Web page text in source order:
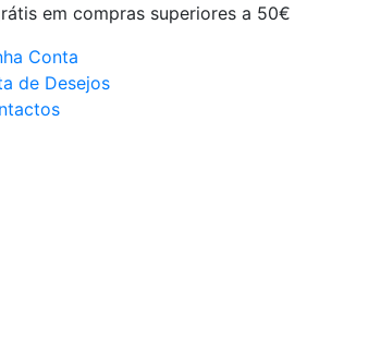
em compras superiores a 50€
Conta
de Desejos